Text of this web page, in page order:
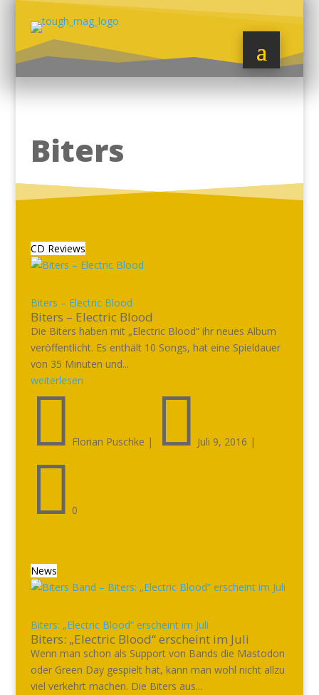
Biters
CD Reviews
Biters – Electric Blood
Biters – Electric Blood
Die Biters haben mit „Electric Blood“ ihr neues Album
veröffentlicht. Es enthält 10 Songs, hat eine Spieldauer
von 35 Minuten und...
weiterlesen
 Florian Puschke |  Juli 9, 2016 |
 0
News
Biters: „Electric Blood“ erscheint im Juli
Biters: „Electric Blood“ erscheint im Juli
Wenn man schon als Support von Bands die Mastodon
oder Green Day gespielt hat, kann man wohl nicht allzu
viel verkehrt machen. Die Biters aus...